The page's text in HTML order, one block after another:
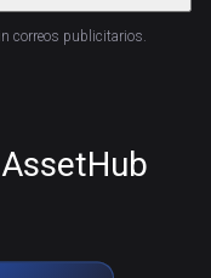
correos publicitarios.